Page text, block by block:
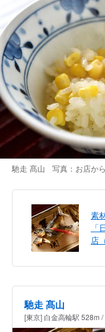
馳走 髙山 写真：お店から
素
店
馳走 髙山
[東京] 白金高輪駅 528m